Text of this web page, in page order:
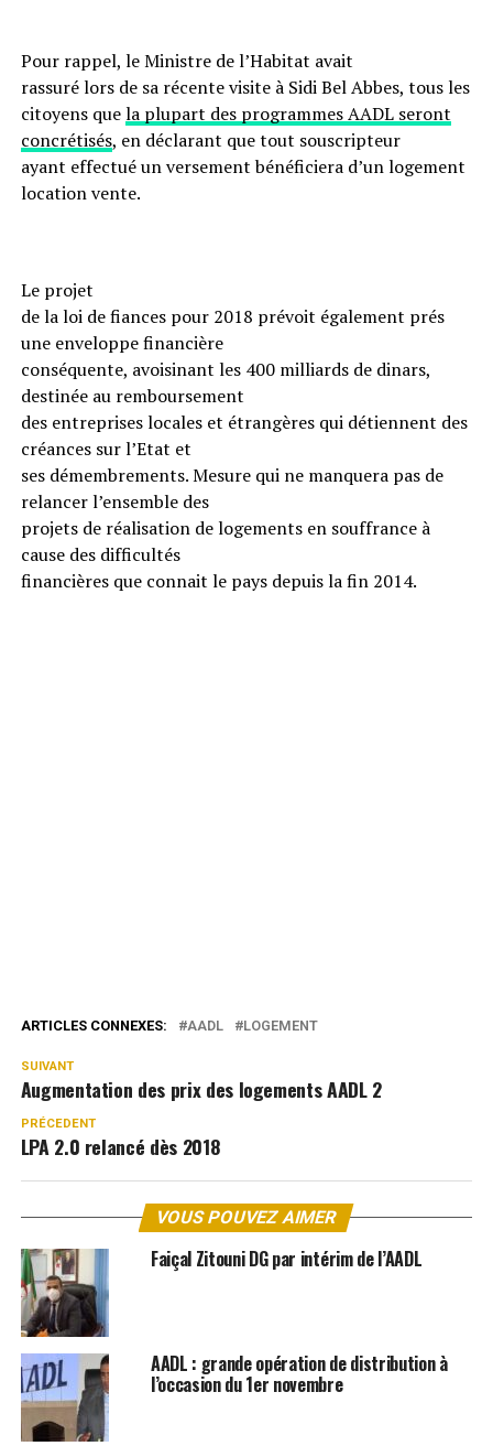
Pour rappel, le Ministre de l’Habitat avait
rassuré lors de sa récente visite à Sidi Bel Abbes, tous les
citoyens quela plupart des programmes AADL seront
concrétisés, en déclarant que tout souscripteur
ayant effectué un versement bénéficiera d’un logement
location vente.
Le projet
de la loi de fiances pour 2018 prévoit également prés
une enveloppe financière
conséquente, avoisinant les 400 milliards de dinars,
destinée au remboursement
des entreprises locales et étrangères qui détiennent des
créances sur l’Etat et
ses démembrements. Mesure qui ne manquera pas de
relancer l’ensemble des
projets de réalisation de logements en souffrance à
cause des difficultés
financières que connait le pays depuis la fin 2014.
ARTICLES CONNEXES: AADL LOGEMENT
SUIVANT
Augmentation des prix des logements AADL 2
PRÉCEDENT
LPA 2.0 relancé dès 2018
VOUS POUVEZ AIMER
Faiçal Zitouni DG par intérim de l’AADL
AADL : grande opération de distribution à
l’occasion du 1er novembre